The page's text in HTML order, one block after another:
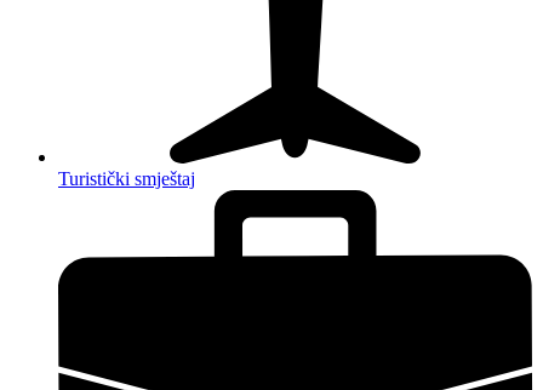
Turistički smještaj